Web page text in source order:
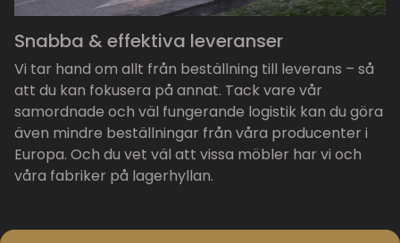
Snabba & effektiva leveranser
Vi tar hand om allt från beställning till leverans – så
att du kan fokusera på annat. Tack vare vår
samordnade och väl fungerande logistik kan du göra
även mindre beställningar från våra producenter i
Europa. Och du vet väl att vissa möbler har vi och
våra fabriker på lagerhyllan.